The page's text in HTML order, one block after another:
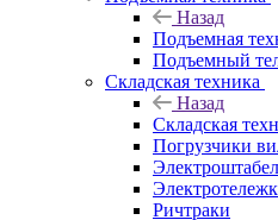
Назад
Подъемная
Подъемный
Складская техника
Назад
Складская
Погрузчики
Ричтраки